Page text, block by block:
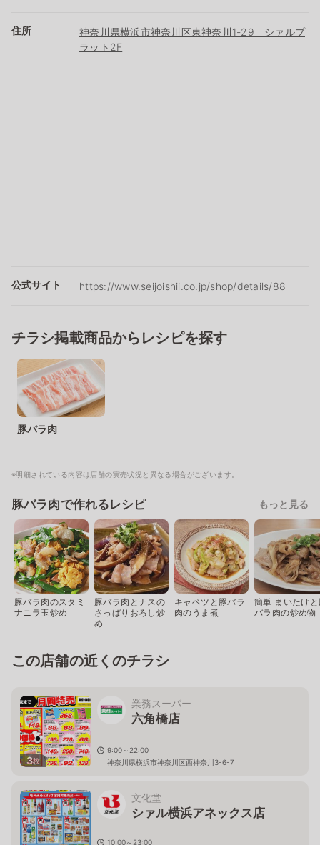
住所
神奈川県横浜市神奈川区東神奈川1-29 シァルプ
ラット2F
公式サイト https://www.seijoishii.co.jp/shop/details/88
チラシ掲載商品からレシピを探す
豚バラ肉
※明細されている内容は店舗の実売状況と異なる場合がございます。
豚バラ肉で作れるレシピ もっと見る
豚バラ肉のスタミ
ナニラ玉炒め
豚バラ肉とナスの
さっぱりおろし炒
め
キャベツと豚バラ
肉のうま煮
簡単 まいたけ
バラ肉の炒め物
この店舗の近くのチラシ
3枚
業務スーパー
六角橋店
9:00～22:00
神奈川県横浜市神奈川区西神奈川3-6-7
文化堂
シァル横浜アネックス店
10:00～23:00